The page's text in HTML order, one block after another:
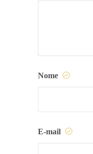
Nome
E-mail